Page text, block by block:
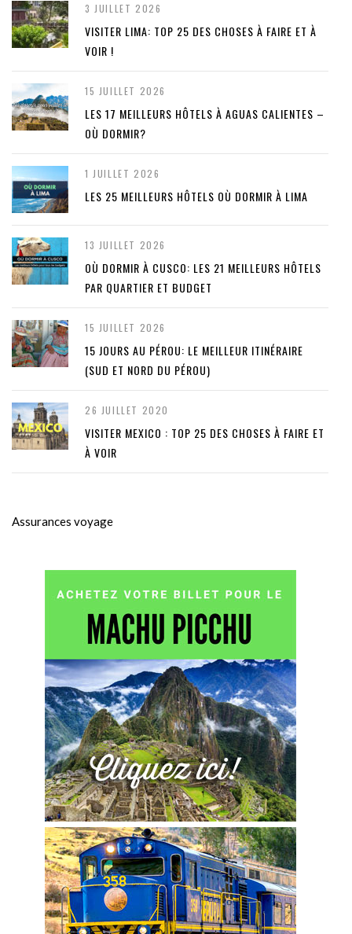
3 JUILLET 2026
VISITER LIMA: TOP 25 DES CHOSES À FAIRE ET À
VOIR !
15 JUILLET 2026
LES 17 MEILLEURS HÔTELS À AGUAS CALIENTES –
OÙ DORMIR?
1 JUILLET 2026
LES 25 MEILLEURS HÔTELS OÙ DORMIR À LIMA
13 JUILLET 2026
OÙ DORMIR À CUSCO: LES 21 MEILLEURS HÔTELS
PAR QUARTIER ET BUDGET
15 JUILLET 2026
15 JOURS AU PÉROU: LE MEILLEUR ITINÉRAIRE
(SUD ET NORD DU PÉROU)
26 JUILLET 2020
VISITER MEXICO : TOP 25 DES CHOSES À FAIRE ET
À VOIR
Assurances voyage